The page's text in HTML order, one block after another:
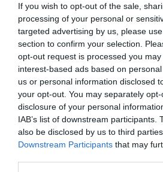
If you wish to opt-out of the sale,
processing of your personal or
targeted advertising by us, please
section to confirm your selection.
opt-out request is processed you
interest-based ads based on
us or personal information disclosed
your opt-out. You may separately
disclosure of your personal
IAB’s list of downstream participants.
also be disclosed by us to third
Downstream Participants that may
PRONEWS.GR / ΜΠΑΣΚΕΤ
Ρίχνει «λάδι στη φωτιά»
Το «καψόνι» των
φευγάτο Τόμας Γουόκαπ